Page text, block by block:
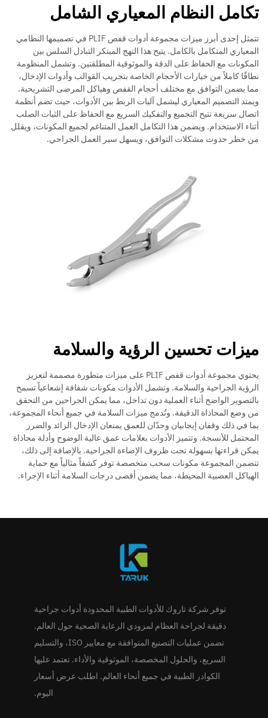
تكامل النظام المعياري الشامل
تتمثل إحدى أبرز ميزات مجموعة أدوات قفص PLIF في تصميمها النظامي
المعياري المتكامل بالكامل. يتيح هذا النهج المبتكر التبادل السلس بين
المكونات مع الحفاظ على الدقة والموثوقية المطلقتين. وتشمل المنظومة
نطاقًا كاملاً من خيارات الأحجام الخاصة بتجريب القوالب وأدوات الإدخال،
مما يضمن التوافق مع مختلف أحجام القفص وهياكل المرضى التشريحية.
ويمتد التصميم المعياري ليشمل آليات الربط بين الأدوات، حيث تضم أنظمة
اتصال سريعة تتيح التجميع والتفكيك السريع مع الحفاظ على الثبات الصلب
أثناء الاستخدام. ويضمن هذا التكامل العمل المتناغم لجميع المكونات، ويقلل
من خطر حدوث مشكلات التوافق، ويسهل سير العمل الجراحي.
ميزات تحسين الرؤية والسلامة
يحتوي مجموعة أدوات قفص PLIF على ميزات متطورة مصممة لتعزيز
الرؤية الجراحية والسلامة. وتشمل الأدوات مكونات شفافة إشعاعياً تسمح
بالتصوير الواضح أثناء العملية دون تداخل، مما يمكن الجراحين من التحقق
من وضع المحاذاة الدقيقة. وتُدمج ميزات السلامة في جميع أنحاء المجموعة،
بما في ذلك وقفان إيجابيان وحدّان للعمق يمنعان الإدخال الزائد والضرر
المحتمل للأنسجة. وتتميز الأدوات بعلامات عمق عالية الوضوح وأدلة محاذاة
يمكن قراءتها بسهولة تحت ظروف الإضاءة الجراحية. بالإضافة إلى ذلك،
تتضمن المجموعة مكونات سحب متخصصة توفر كشفاً مثالياً مع حماية
الهياكل العصبية المحيطة، مما يضمن أقصى درجات السلامة أثناء الإجراء.
توفر شركة تاروك للأدوات الطبية المحدودة أدوات جراحية
دقيقة لجراحة العظام لمزودي الرعاية الصحية حول العالم.
تضمن عمليات التصنيع المتوافقة مع معايير ISO، والتسليم
السريع، والحلول المخصصة، الموثوقية والأداء. تعتمد عليها
الكوادر الطبية في جميع أنحاء العالم. اطلب عرض أسعار
اليوم.